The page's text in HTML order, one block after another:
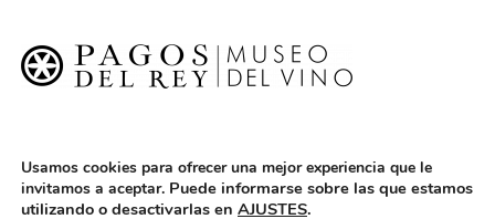
English
Usamos cookies para ofrecer una mejor experiencia que le
invitamos a aceptar. Puede informarse sobre las que estamos
utilizando o desactivarlas en AJUSTES.